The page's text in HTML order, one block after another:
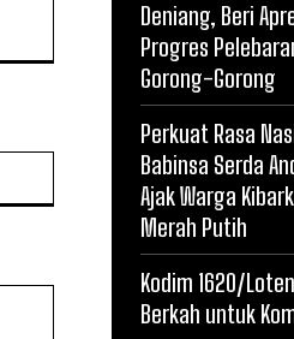
Deniang, Beri
Progres
Gorong-Gorong
Perkuat Rasa
Babinsa Serda
Ajak Warga
Merah Putih
Kodim 1620/
Berkah untuk